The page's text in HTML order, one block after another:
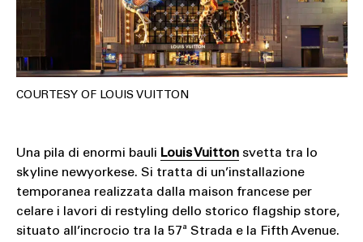
COURTESY OF LOUIS VUITTON
Una pila di enormi bauli Louis Vuittonsvetta tra lo
skyline newyorkese. Si tratta di un’installazione
temporanea realizzata dalla maison francese per
celare i lavori di restyling dello storico flagship store,
situato all’incrocio tra la 57ª Strada e la Fifth Avenue.